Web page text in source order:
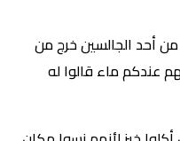
أحد الجالسين خرج من
عندكم ماء قالوا له